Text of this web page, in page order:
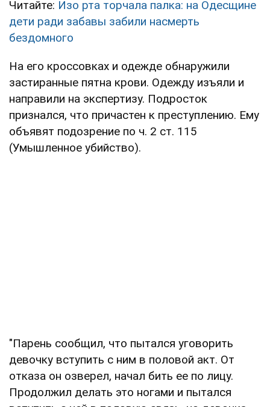
Читайте: Изо рта торчала палка: на Одесщине
дети ради забавы забили насмерть
бездомного
На его кроссовках и одежде обнаружили
застиранные пятна крови. Одежду изъяли и
направили на экспертизу. Подросток
признался, что причастен к преступлению. Ему
объявят подозрение по ч. 2 ст. 115
(Умышленное убийство).
"Парень сообщил, что пытался уговорить
девочку вступить с ним в половой акт. От
отказа он озверел, начал бить ее по лицу.
Продолжил делать это ногами и пытался